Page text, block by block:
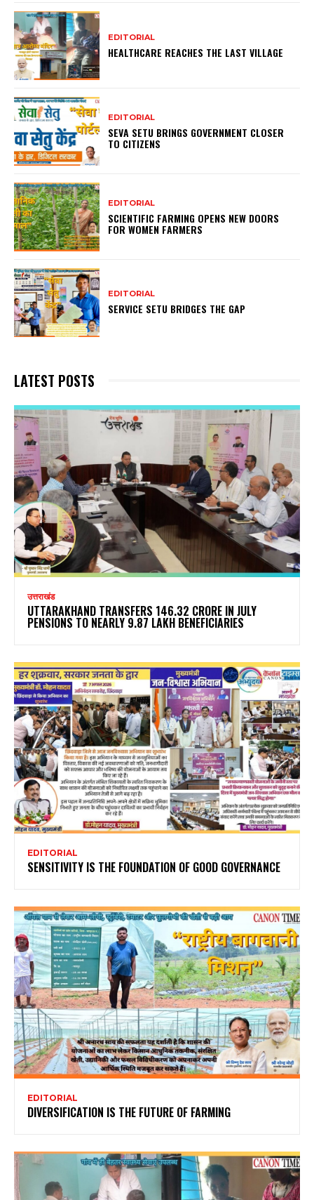
EDITORIAL
HEALTHCARE REACHES THE LAST VILLAGE
EDITORIAL
SEVA SETU BRINGS GOVERNMENT CLOSER
TO CITIZENS
EDITORIAL
SCIENTIFIC FARMING OPENS NEW DOORS
FOR WOMEN FARMERS
EDITORIAL
SERVICE SETU BRIDGES THE GAP
LATEST POSTS
उत्तराखंड
UTTARAKHAND TRANSFERS ₹146.32 CRORE IN JULY
PENSIONS TO NEARLY 9.87 LAKH BENEFICIARIES
EDITORIAL
SENSITIVITY IS THE FOUNDATION OF GOOD GOVERNANCE
EDITORIAL
DIVERSIFICATION IS THE FUTURE OF FARMING